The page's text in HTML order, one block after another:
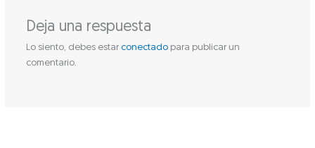
Deja una respuesta
Lo siento, debes estar conectadopara publicar un
comentario.